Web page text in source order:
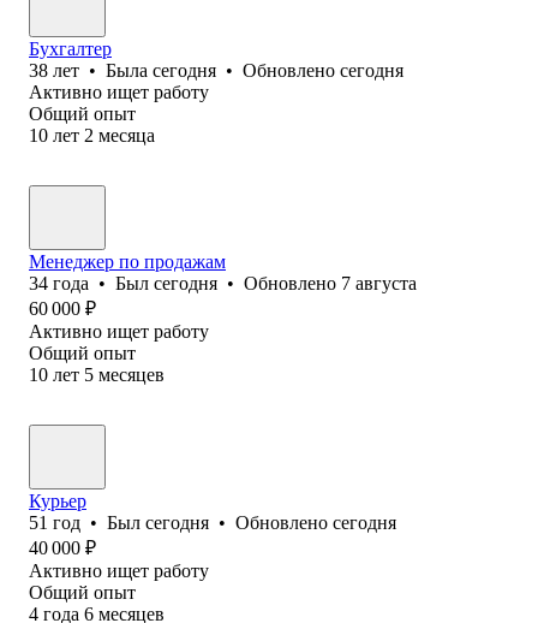
Бухгалтер
38 лет • Была сегодня • Обновлено сегодня
Активно ищет работу
Общий опыт
10 лет 2 месяца
Менеджер по продажам
34 года • Был сегодня • Обновлено 7 августа
60 000 ₽
Активно ищет работу
Общий опыт
10 лет 5 месяцев
Курьер
51 год • Был сегодня • Обновлено сегодня
40 000 ₽
Активно ищет работу
Общий опыт
4 года 6 месяцев